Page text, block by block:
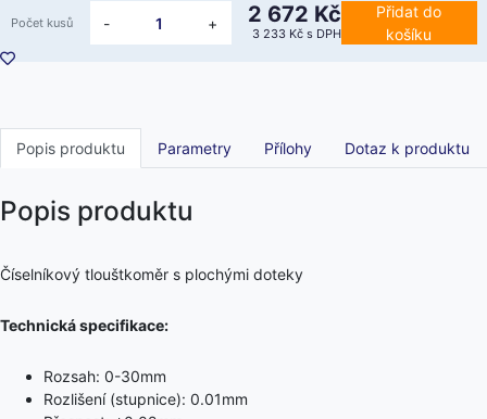
Počet kusů - + 2 672 Kč
3 233 Kč s DPH
Přidat do
košíku
Popis produktu Parametry Přílohy Dotaz k produktu
Popis produktu
Číselníkový tlouštkoměr s plochými doteky
Technická specifikace:
Rozsah: 0-30mm
Rozlišení (stupnice): 0.01mm